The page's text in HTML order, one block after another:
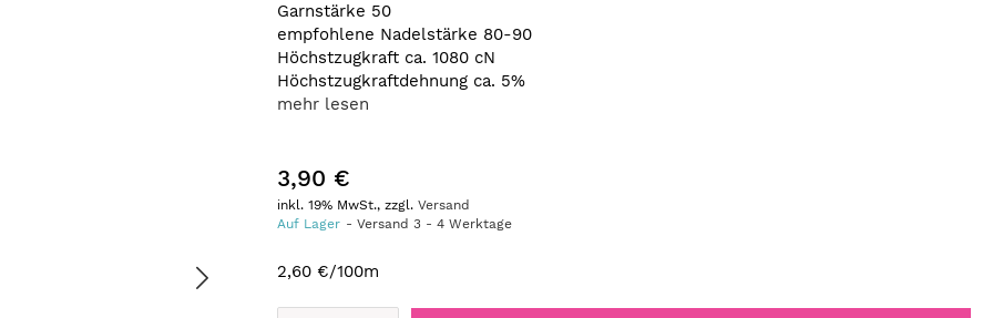
Garnstärke 50
empfohlene Nadelstärke 80-90
Höchstzugkraft ca. 1080 cN
Höchstzugkraftdehnung ca. 5%
mehr lesen
3,90 €
inkl. 19% MwSt., zzgl.Versand
Auf Lager
Versand3 -4 Werktage
2,60 €/100m